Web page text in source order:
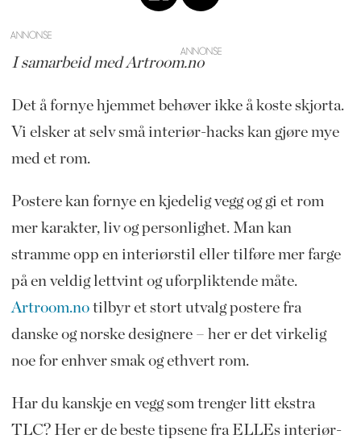
ANNONSE
I samarbeid med Artroom.no
Det å fornye hjemmet behøver ikke å koste skjorta.
Vi elsker at selv små interiør-hacks kan gjøre mye
med et rom.
Postere kan fornye en kjedelig vegg og gi et rom
mer karakter, liv og personlighet. Man kan
stramme opp en interiørstil eller tilføre mer farge
på en veldig lettvint og uforpliktende måte.
Artroom.notilbyr et stort utvalg postere fra
danske og norske designere – her er det virkelig
noe for enhver smak og ethvert rom.
Har du kanskje en vegg som trenger litt ekstra
TLC? Her er de beste tipsene fra ELLEs interiør-